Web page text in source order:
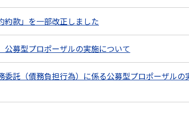
約款」を一部改正しました
募型プロポーザルの実施について
託（債務負担行為）に係る公募型プロポーザルの